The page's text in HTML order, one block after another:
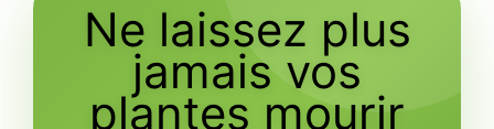
Ne laissez plus
jamais vos
plantes mourir